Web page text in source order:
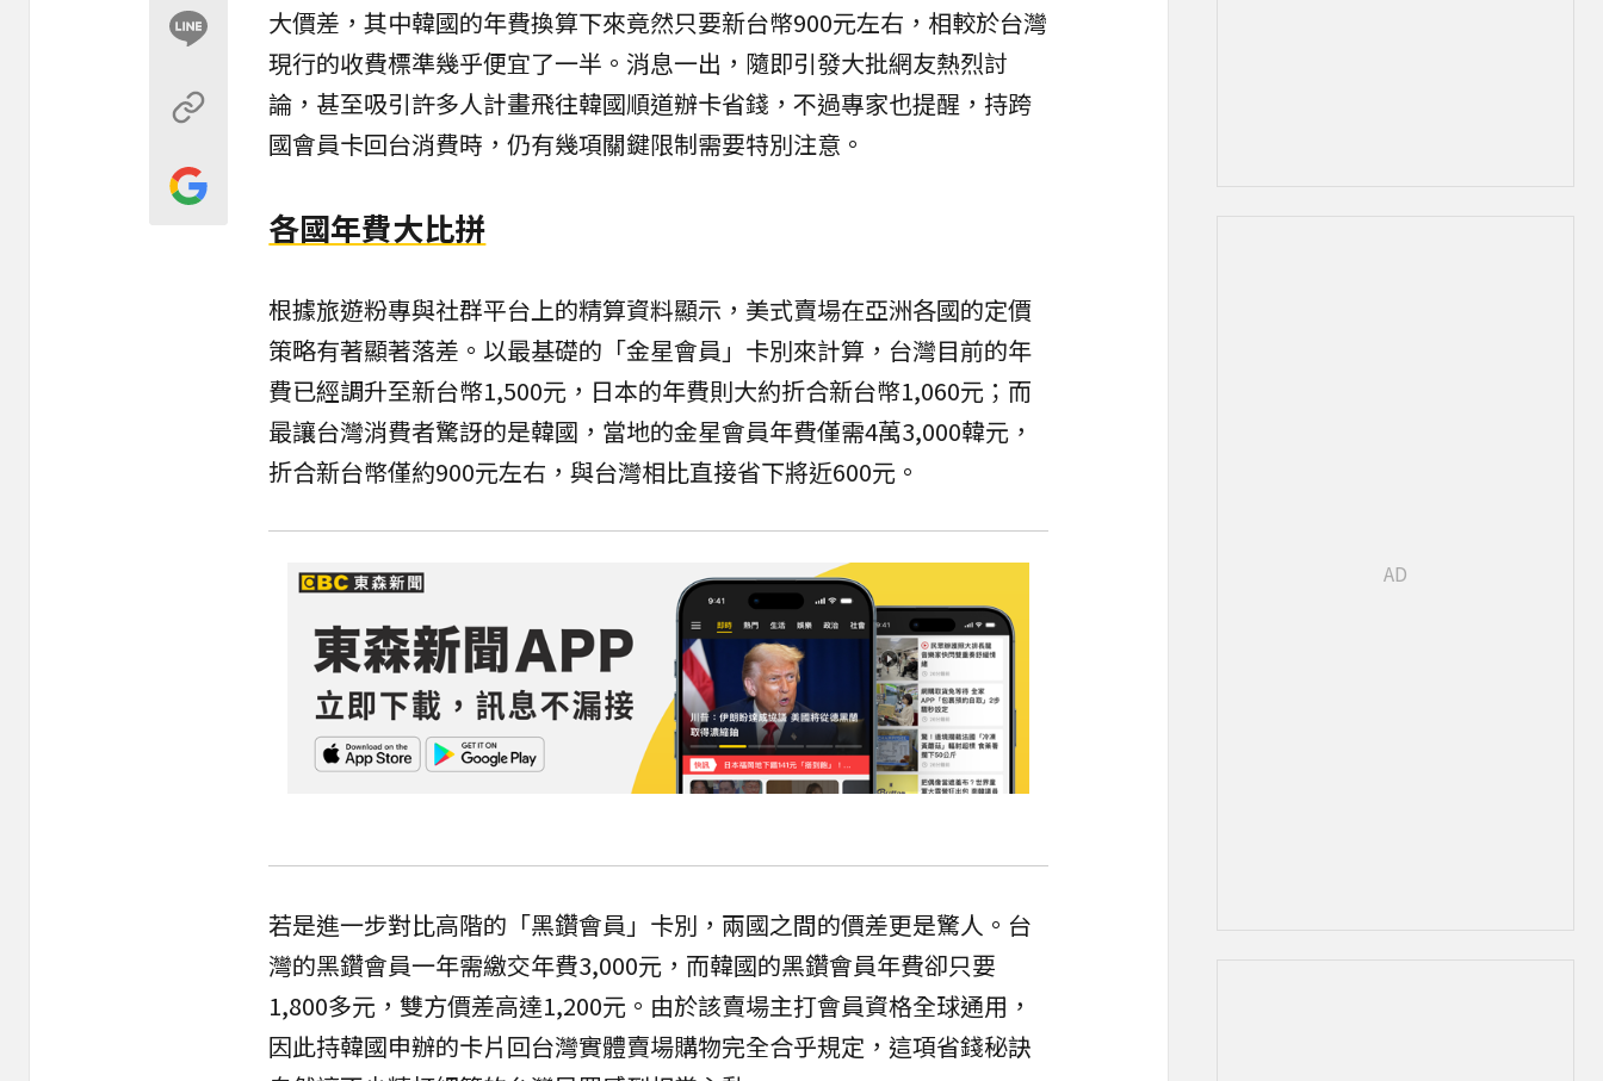
大價差，其中韓國的年費換算下來竟然只要新台幣900元左右，相較於台灣
現行的收費標準幾乎便宜了一半。消息一出，隨即引發大批網友熱烈討
論，甚至吸引許多人計畫飛往韓國順道辦卡省錢，不過專家也提醒，持跨
國會員卡回台消費時，仍有幾項關鍵限制需要特別注意。
各國年費大比拼
根據旅遊粉專與社群平台上的精算資料顯示，美式賣場在亞洲各國的定價
策略有著顯著落差。以最基礎的「金星會員」卡別來計算，台灣目前的年
費已經調升至新台幣1,500元，日本的年費則大約折合新台幣1,060元；而
最讓台灣消費者驚訝的是韓國，當地的金星會員年費僅需4萬3,000韓元，
折合新台幣僅約900元左右，與台灣相比直接省下將近600元。
若是進一步對比高階的「黑鑽會員」卡別，兩國之間的價差更是驚人。台
灣的黑鑽會員一年需繳交年費3,000元，而韓國的黑鑽會員年費卻只要
1,800多元，雙方價差高達1,200元。由於該賣場主打會員資格全球通用，
因此持韓國申辦的卡片回台灣實體賣場購物完全合乎規定，這項省錢秘訣